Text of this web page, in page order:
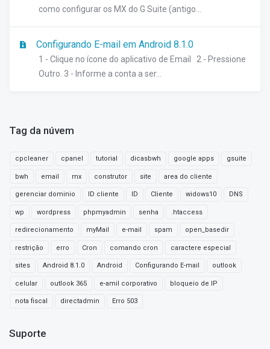
como configurar os MX do G Suite (antigo...
Configurando E-mail em Android 8.1.0
1 - Clique no ícone do aplicativo de Email 2 - Pressione
Outro. 3 - Informe a conta a ser...
Tag da núvem
cpcleaner cpanel tutorial dicasbwh google apps gsuite
bwh email mx construtor site area do cliente
gerenciar dominio ID cliente ID Cliente widows10 DNS
wp wordpress phpmyadmin senha .htaccess
redirecionamento myMail e-mail spam open_basedir
restrição erro Cron comando cron caractere especial
sites Android 8.1.0 Android Configurando E-mail outlook
celular outlook 365 e-amil corporativo bloqueio de IP
nota fiscal directadmin Erro 503
Suporte